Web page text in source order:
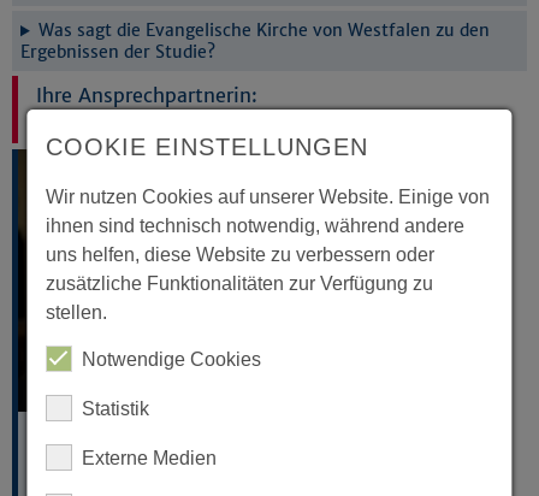
Was sagt die Evangelische Kirche von Westfalen zu den
Ergebnissen der Studie?
Ihre Ansprechpartnerin:
Intervention
Landeskirchenamt
COOKIE EINSTELLUNGEN
Wir nutzen Cookies auf unserer Website. Einige von
ihnen sind technisch notwendig, während andere
uns helfen, diese Website zu verbessern oder
zusätzliche Funktionalitäten zur Verfügung zu
stellen.
Notwendige Cookies
Statistik
Externe Medien